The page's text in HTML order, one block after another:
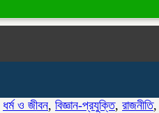
ধর্ম ও জীবন, বিজ্ঞান-প্রযুক্তি, রাজনীতি,